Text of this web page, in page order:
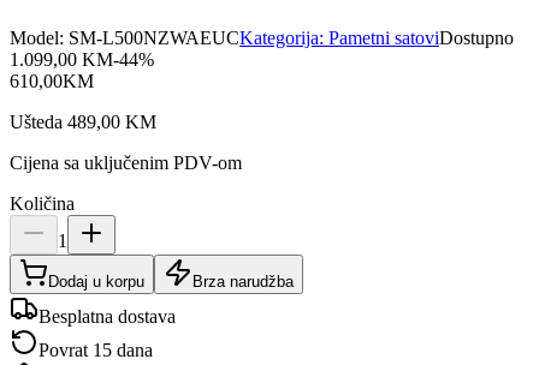
Model: SM-L500NZWAEUCKategorija: Pametni satoviDostupno
1.099,00 KM-44%
610,00KM
Ušteda 489,00 KM
Cijena sa uključenim PDV-om
Količina
1
Dodaj u korpu Brza narudžba
Besplatna dostava
Povrat 15 dana